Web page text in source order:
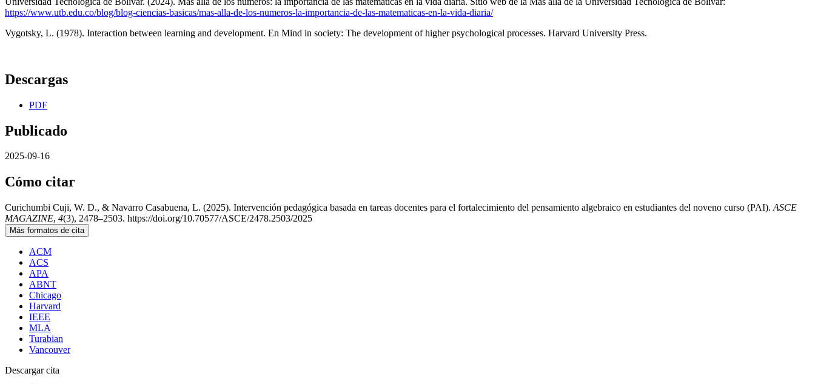
https://www.utb.edu.co/blog/blog-ciencias-basicas/mas-alla-de-los-numeros-la-importancia-de-las-matematicas-en-la-vida-diaria/
Vygotsky, L. (1978). Interaction between learning and development. En Mind in society: The development of higher psychological processes. Harvard University Press.
Descargas
PDF
Publicado
2025-09-16
Cómo citar
Curichumbi Cuji, W. D., & Navarro Casabuena, L. (2025). Intervención pedagógica basada en tareas docentes para el fortalecimiento del pensamiento algebraico en estudiantes del noveno curso (PAI). ASCE
MAGAZINE, 4(3), 2478–2503. https://doi.org/10.70577/ASCE/2478.2503/2025
Más formatos de cita
ACM
ACS
APA
ABNT
Chicago
Harvard
IEEE
MLA
Turabian
Vancouver
Descargar cita